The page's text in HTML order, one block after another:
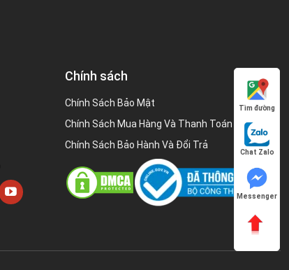
Chính sách
Chính Sách Bảo Mật
Chính Sách Mua Hàng Và Thanh Toán
Chính Sách Bảo Hành Và Đổi Trả
Tìm đường
Chat Zalo
Messenger